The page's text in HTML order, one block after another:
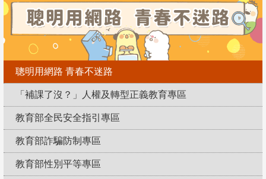
聰明用網路 青春不迷路
「補課了沒？」人權及轉型正義教育專區
教育部全民安全指引專區
教育部詐騙防制專區
教育部性別平等專區